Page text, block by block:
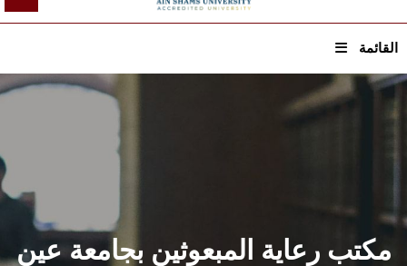
القائمة
الرئيسيـة
القطاعـات
الشئون الأكاديمية
مكتب رعاية المبعوثين بجامعة عين